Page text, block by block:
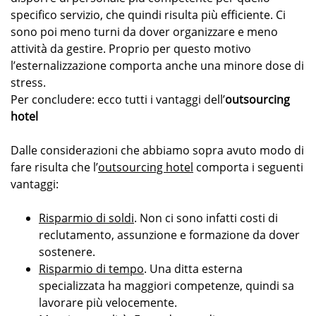
specifico servizio, che quindi risulta più efficiente. Ci
sono poi meno turni da dover organizzare e meno
attività da gestire. Proprio per questo motivo
l’esternalizzazione comporta anche una minore dose di
stress.
Per concludere: ecco tutti i vantaggi dell’outsourcing
hotel
Dalle considerazioni che abbiamo sopra avuto modo di
fare risulta che l’outsourcing hotel comporta i seguenti
vantaggi:
Risparmio di soldi. Non ci sono infatti costi di
reclutamento, assunzione e formazione da dover
sostenere.
Risparmio di tempo. Una ditta esterna
specializzata ha maggiori competenze, quindi sa
lavorare più velocemente.